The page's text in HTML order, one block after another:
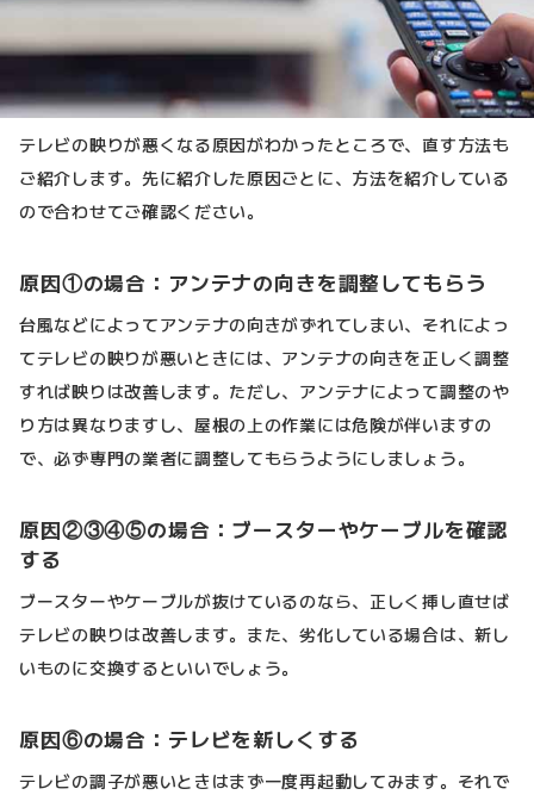
テレビの映りが悪くなる原因がわかったところで、直す方法も
ご紹介します。先に紹介した原因ごとに、方法を紹介している
ので合わせてご確認ください。
原因①の場合：アンテナの向きを調整してもらう
台風などによってアンテナの向きがずれてしまい、それによっ
てテレビの映りが悪いときには、アンテナの向きを正しく調整
すれば映りは改善します。ただし、アンテナによって調整のや
り方は異なりますし、屋根の上の作業には危険が伴いますの
で、必ず専門の業者に調整してもらうようにしましょう。
原因②③④⑤の場合：ブースターやケーブルを確認
する
ブースターやケーブルが抜けているのなら、正しく挿し直せば
テレビの映りは改善します。また、劣化している場合は、新し
いものに交換するといいでしょう。
原因⑥の場合：テレビを新しくする
テレビの調子が悪いときはまず一度再起動してみます。それで